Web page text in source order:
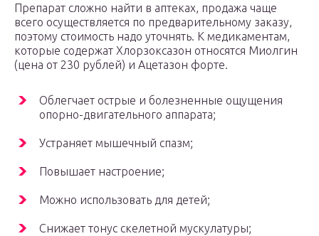
Препарат сложно найти в аптеках, продажа чаще
всего осуществляется по предварительному заказу,
поэтому стоимость надо уточнять. К медикаментам,
которые содержат Хлорзоксазон относятся Миолгин
(цена от 230 рублей) и Ацетазон форте.
Облегчает острые и болезненные ощущения
опорно-двигательного аппарата;
Устраняет мышечный спазм;
Повышает настроение;
Можно использовать для детей;
Снижает тонус скелетной мускулатуры;